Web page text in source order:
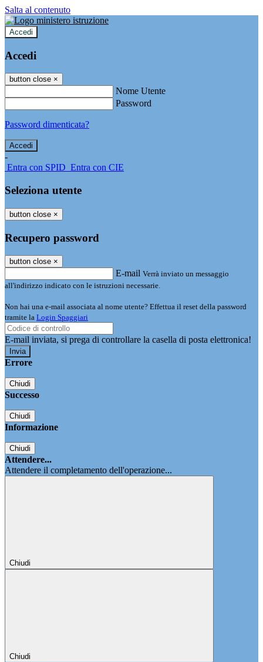
Salta al contenuto
Accedi
Accedi
button close ×
Nome Utente
Password
Password dimenticata?
-
Entra con SPID Entra con CIE
Seleziona utente
button close ×
Recupero password
button close ×
E-mail Verrà inviato un messaggio
all'indirizzo indicato con le istruzioni necessarie.
Non hai una e-mail associata al nome utente? Effettua il reset della password
tramite la Login Spaggiari
E-mail inviata, si prega di controllare la casella di posta elettronica!
Errore
Chiudi
Successo
Chiudi
Informazione
Chiudi
Attendere...
Attendere il completamento dell'operazione...
Chiudi
Chiudi